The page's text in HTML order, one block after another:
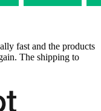
fast and the products
The shipping to